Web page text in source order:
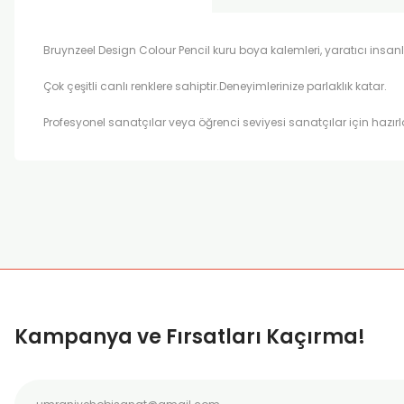
Bruynzeel Design Colour Pencil kuru boya kalemleri, yaratıcı
Çok çeşitli canlı renklere sahiptir.Deneyimlerinize parlaklık katar.
Profesyonel sanatçılar veya öğrenci seviyesi sanatçılar için
Ürün fiyatı diğer sitelerden daha pahalı.
Kampanya ve Fırsatları Kaçırma!